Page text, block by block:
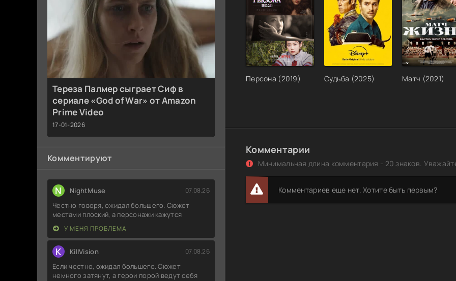
Тереза Палмер сыграет Сиф в
сериале «God of War» от Amazon
Prime Video
17-01-2026
Комментируют
N NightMuse 07.08.26
Честно говоря, ожидал большего. Сюжет
местами плоский, а персонажи кажутся
У МЕНЯ ПРОБЛЕМА
K KillVision 07.08.26
Если честно, ожидал большего. Сюжет
немного затянут, а герои порой ведут себя
Шире шаг, маэстро! (1975) WEBRip 1080p
Заводчане - Маэстро (2021) MP3
Лука Кайоли - Антуан Гризманн. Становление
маэстро (2021) MP3
Маэстро / The Maestro (2018) WEB-DL 1080p | P |
Маэстро и Марина - Песни на стихи Леонида
Донато Карризи - Маркус и Сандра 3. Маэстро теней
Маэстро [01-12 из 12] (2016) SATRip-AVC от Files-x
Маэстро [01-12 из 12] (2016) SATRip от Files-x
Персона (2019) Судьба (2025) Матч (2021)
Комментарии
Минимальная длина комментария - 20 знаков.
Комментариев еще нет. Хотите быть первым?